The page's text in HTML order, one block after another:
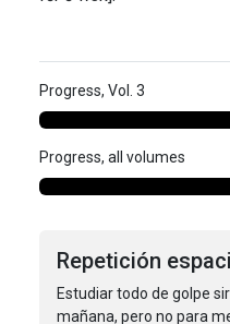
Progress, Vol. 3
Progress, all volumes
Repetición
Estudiar todo de golpe
mañana, pero no para